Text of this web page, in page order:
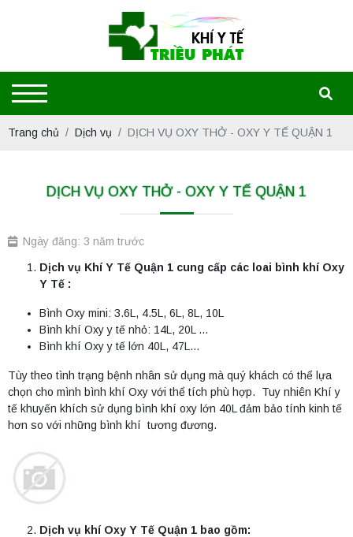
Trang chủ Dịch vụ DỊCH VỤ OXY THỞ - OXY Y TẾ QUẬN 1
DỊCH VỤ OXY THỞ - OXY Y TẾ QUẬN 1
Ngày đăng: 3 năm trước
Dịch vụ Khí Y Tế Quận 1 cung cấp các loai bình khí Oxy
Y Tế :
Bình Oxy mini: 3.6L, 4.5L, 6L, 8L, 10L
Bình khí Oxy y tế nhỏ: 14L, 20L …
Bình khí Oxy y tế lớn 40L, 47L…
Tùy theo tình trạng bệnh nhân sử dụng mà quý khách có thể lựa
chọn cho mình bình khí Oxy với thể tích phù hợp. Tuy nhiên Khí y
tế khuyến khích sử dụng bình khí oxy lớn 40L đảm bảo tính kinh tế
hơn so với những bình khí tương đương.
Dịch vụ khí Oxy Y Tế Quận 1 bao gồm: